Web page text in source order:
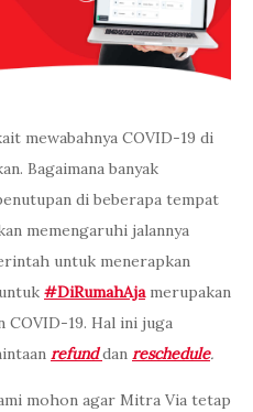
mewabahnya COVID-19 di
Bagaimana banyak
di beberapa tempat
memengaruhi jalannya
untuk menerapkan
#DiRumahAjamerupakan
COVID-19. Hal ini juga
refund dan reschedule.
mohon agar Mitra Via tetap